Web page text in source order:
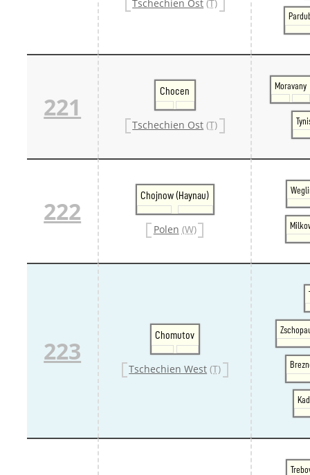
Tschechien Ost (T)
221
Chocen
Tschechien Ost (T)
Moravany
222
Chojnow (Haynau)
Polen (W)
223
Chomutov
Tschechien West (T)